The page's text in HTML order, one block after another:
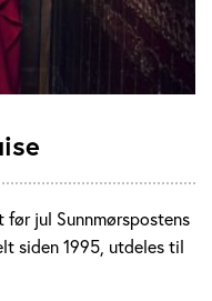
jul Sunnmørspostens
siden 1995, utdeles til